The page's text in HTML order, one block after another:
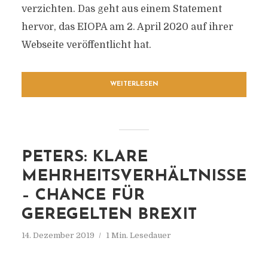
verzichten. Das geht aus einem Statement
hervor, das EIOPA am 2. April 2020 auf ihrer
Webseite veröffentlicht hat.
WEITERLESEN
PETERS: KLARE
MEHRHEITSVERHÄLTNISSE
– CHANCE FÜR
GEREGELTEN BREXIT
14. Dezember 2019 1 Min. Lesedauer